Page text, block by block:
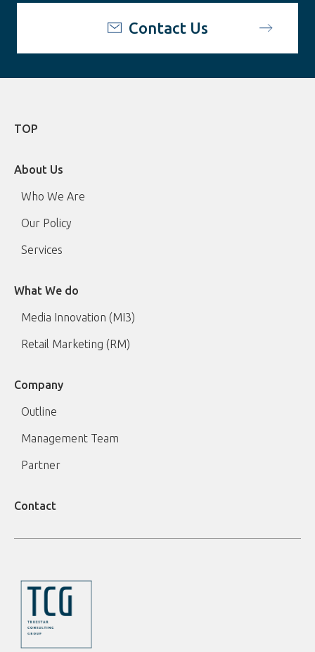
Contact Us
TOP
About Us
Who We Are
Our Policy
Services
What We do
Media Innovation (MI3)
Retail Marketing (RM)
Company
Outline
Management Team
Partner
Contact